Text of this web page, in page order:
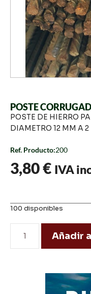
POSTE
POSTE DE HIERRO
DIAMETRO 12 MM A
Ref. Producto:200
3,80€ IVA
100 disponibles
Añadir